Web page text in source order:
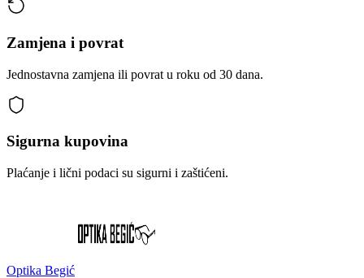
Zamjena i povrat
Jednostavna zamjena ili povrat u roku od 30 dana.
Sigurna kupovina
Plaćanje i lični podaci su sigurni i zaštićeni.
Optika Begić